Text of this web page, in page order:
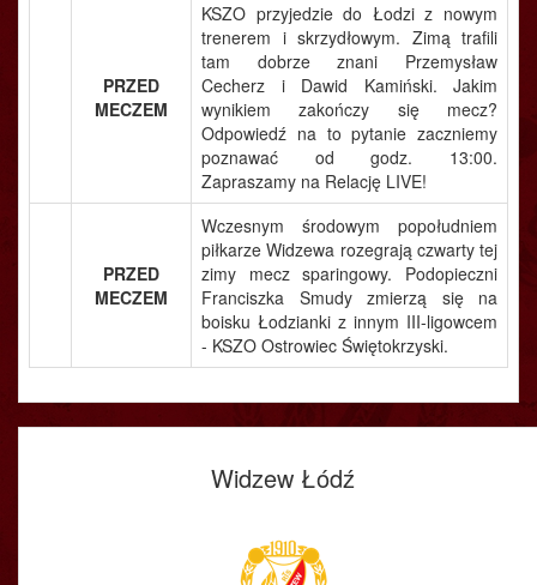
PRZED
MECZEM
KSZO przyjedzie do Łodzi z nowym
trenerem i skrzydłowym. Zimą trafili
tam dobrze znani Przemysław
Cecherz i Dawid Kamiński. Jakim
wynikiem zakończy się mecz?
Odpowiedź na to pytanie zaczniemy
poznawać od godz. 13:00.
Zapraszamy na Relację LIVE!
PRZED
MECZEM
Wczesnym środowym popołudniem
piłkarze Widzewa rozegrają czwarty tej
zimy mecz sparingowy. Podopieczni
Franciszka Smudy zmierzą się na
boisku Łodzianki z innym III-ligowcem
- KSZO Ostrowiec Świętokrzyski.
Widzew Łódź